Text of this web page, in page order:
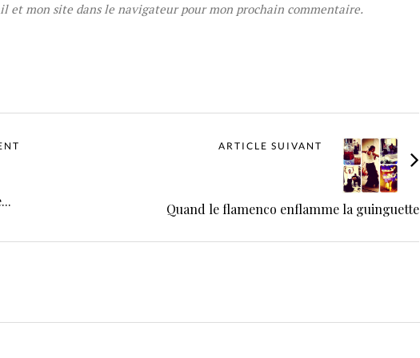
et mon site dans le navigateur pour mon prochain commentaire.
ARTICLE SUIVANT
Quand le flamenco enflamme la guinguette